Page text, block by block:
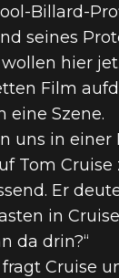
Billard-
seines
wollen hier
Film
eine Szene.
uns in einer
Tom
Er
in
da drin?“
fragt Cruise